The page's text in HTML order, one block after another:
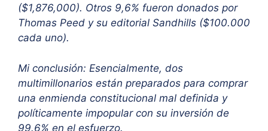
($1,876,000). Otros 9,6% fueron donados por
Thomas Peed y su editorial Sandhills ($100.000
cada uno).
Mi conclusión: Esencialmente, dos
multimillonarios están preparados para comprar
una enmienda constitucional mal definida y
políticamente impopular con su inversión de
99.6% en el esfuerzo.